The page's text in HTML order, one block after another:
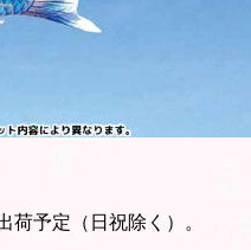
荷予定（日祝除く）。